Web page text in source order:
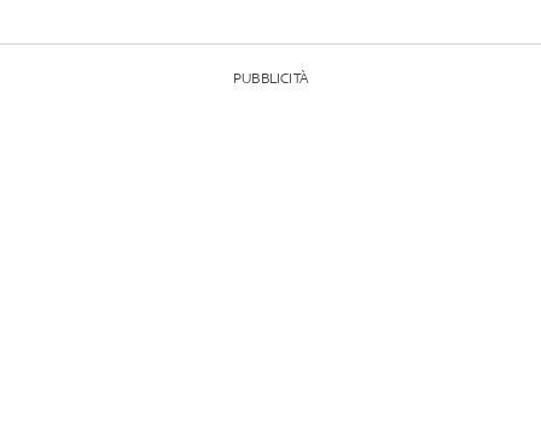
PUBBLICITÀ